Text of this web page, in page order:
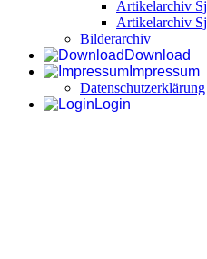
Artikelarchiv
Artikelarchiv
Bilderarchiv
Download
Impressum
Datenschutzerklärung
Login